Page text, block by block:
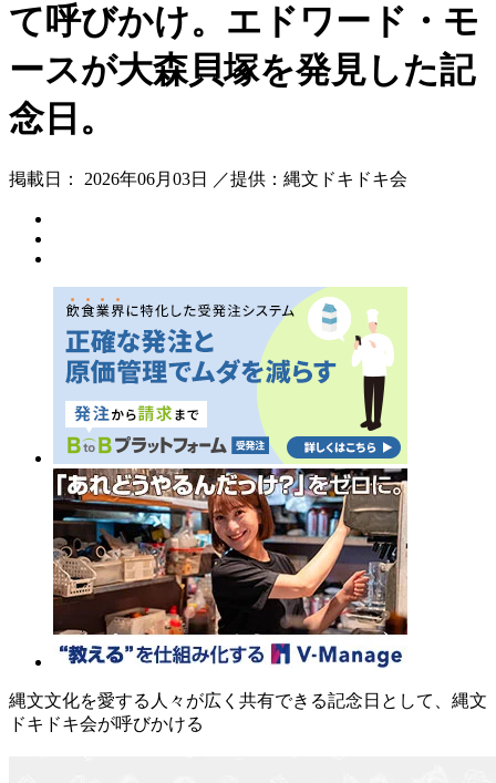
て呼びかけ。エドワード・モ
ースが大森貝塚を発見した記
念日。
掲載日： 2026年06月03日 ／提供：縄文ドキドキ会
縄文文化を愛する人々が広く共有できる記念日として、縄文
ドキドキ会が呼びかける